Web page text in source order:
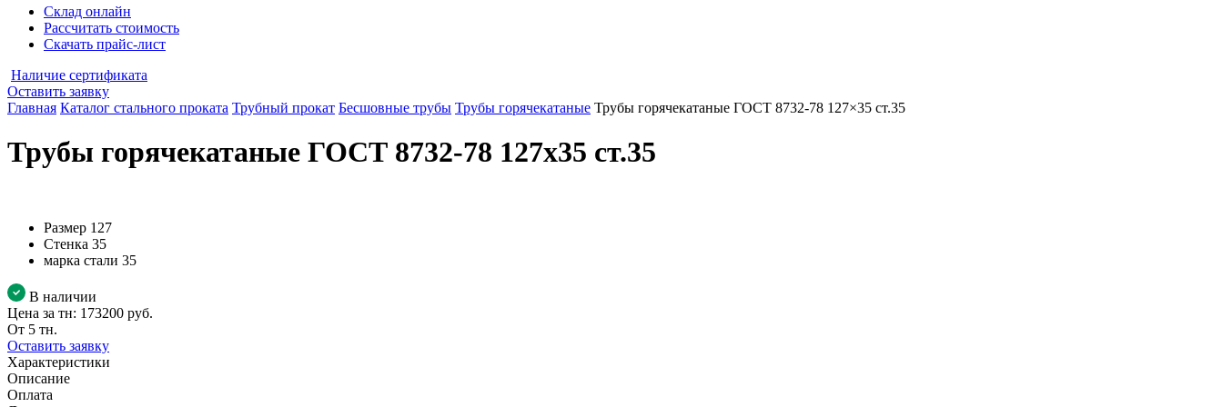
Склад онлайн
Рассчитать стоимость
Скачать прайс-лист
Наличие сертификата
Оставить заявку
Главная Каталог стального проката Трубный прокат Бесшовные трубы Трубы горячекатаные Трубы горячекатаные ГОСТ 8732-78 127×35 ст.35
Трубы горячекатаные ГОСТ 8732-78 127x35 ст.35
Размер 127
Стенка 35
марка стали 35
В наличии
Цена за тн: 173200 руб.
От 5 тн.
Оставить заявку
Характеристики
Описание
Оплата